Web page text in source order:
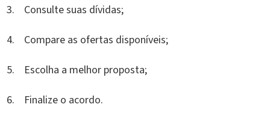
Consulte suas dívidas;
Compare as ofertas disponíveis;
Escolha a melhor proposta;
Finalize o acordo.